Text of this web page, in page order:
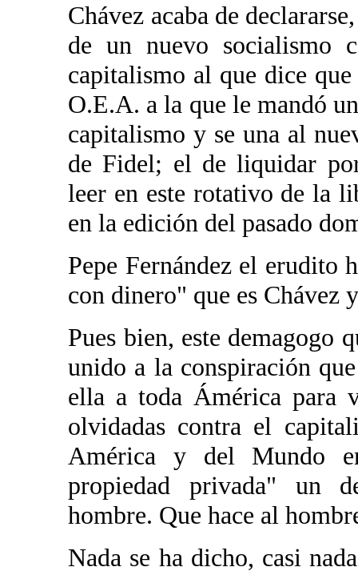
Chávez acaba de
de un nuevo socialismo
capitalismo al que dice
O.E.A. a la que le mandó
capitalismo y se una al
de Fidel; el de liquidar
leer en este rotativo de la
en la edición del pasado
Pepe Fernández el erudito
con dinero" que es Chávez
Pues bien, este demagogo
unido a la conspiración
ella a toda Ámérica para
olvidadas contra el
América y del Mundo
propiedad privada" un
hombre. Que hace al
Nada se ha dicho, casi